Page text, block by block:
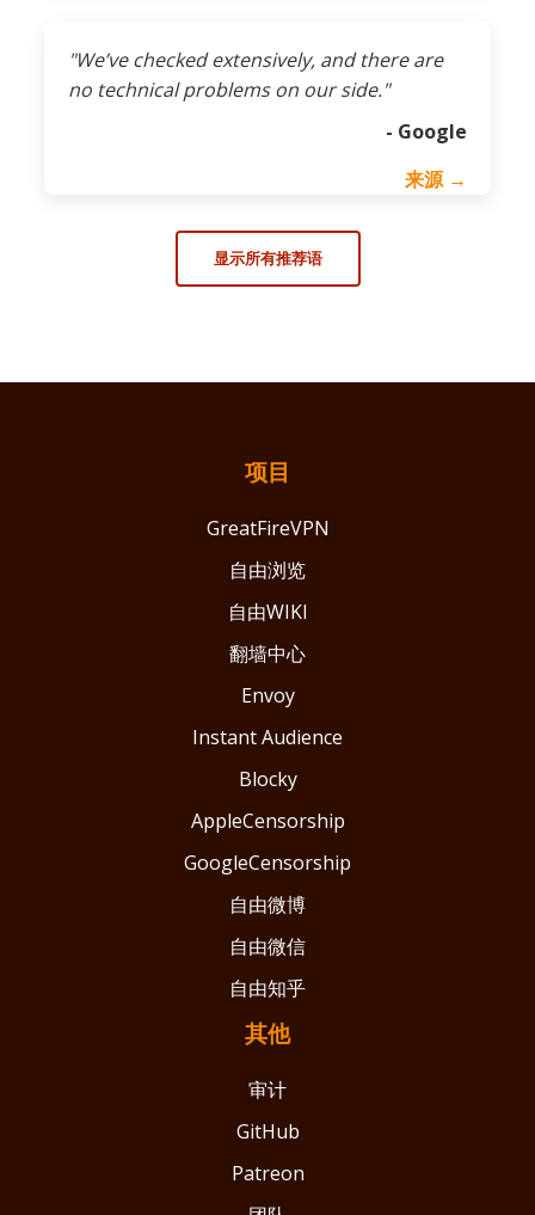
"We’ve checked extensively, and there are
no technical problems on our side."
- Google
来源 →
显示所有推荐语
项目
GreatFireVPN
自由浏览
自由WIKI
翻墙中心
Envoy
Instant Audience
Blocky
AppleCensorship
GoogleCensorship
自由微博
自由微信
自由知乎
其他
审计
GitHub
Patreon